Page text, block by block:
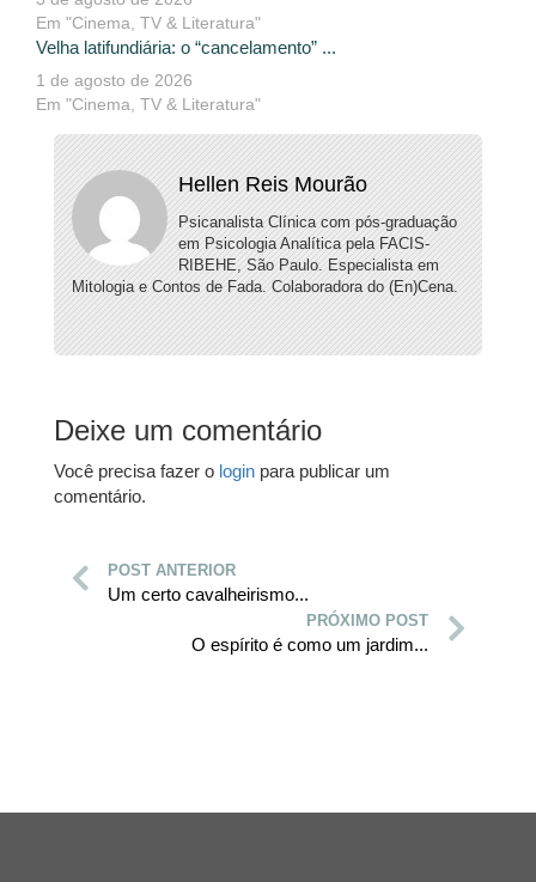
Em "Cinema, TV & Literatura"
Velha latifundiária: o “cancelamento” ...
1 de agosto de 2026
Em "Cinema, TV & Literatura"
Hellen Reis Mourão
Psicanalista Clínica com pós-graduação
em Psicologia Analítica pela FACIS-
RIBEHE, São Paulo. Especialista em
Mitologia e Contos de Fada. Colaboradora do (En)Cena.
Deixe um comentário
Você precisa fazer o login para publicar um
comentário.
POST ANTERIOR
Um certo cavalheirismo...
PRÓXIMO POST
O espírito é como um jardim...